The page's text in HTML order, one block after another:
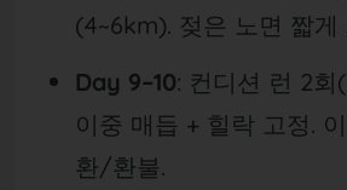
(4~6km). 젖은 노면 짧게
Day 9–10: 컨디션 런 2회
이중 매듭 + 힐락 고정.
환/환불.